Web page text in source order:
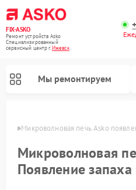
FIX-ASKO
Ремонт устройств Asko
Специализированный
cервисный центр г.Ижевск
Мы ремонтируем
Микроволновая печь Asko
Микроволновая
Появление запаха